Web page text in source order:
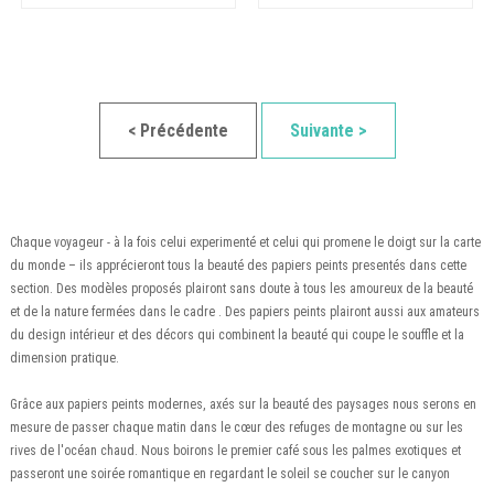
< Précédente Suivante >
Chaque voyageur - à la fois celui experimenté et celui qui promene le doigt sur la carte
du monde – ils apprécieront tous la beauté des papiers peints presentés dans cette
section. Des modèles proposés plairont sans doute à tous les amoureux de la beauté
et de la nature fermées dans le cadre . Des papiers peints plairont aussi aux amateurs
du design intérieur et des décors qui combinent la beauté qui coupe le souffle et la
dimension pratique.
Grâce aux papiers peints modernes, axés sur la beauté des paysages nous serons en
mesure de passer chaque matin dans le cœur des refuges de montagne ou sur les
rives de l'océan chaud. Nous boirons le premier café sous les palmes exotiques et
passeront une soirée romantique en regardant le soleil se coucher sur le canyon